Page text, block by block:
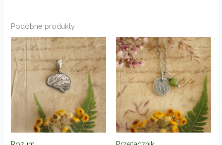
Podobne produkty